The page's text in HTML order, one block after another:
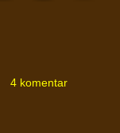
4 komentar